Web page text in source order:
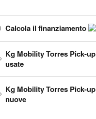
Calcola il finanziamento
Kg Mobility Torres Pick-up
usate
Kg Mobility Torres Pick-up
nuove